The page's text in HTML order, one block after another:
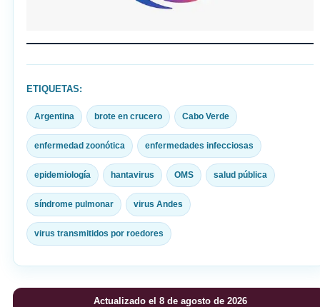
ETIQUETAS:
Argentina brote en crucero Cabo Verde
enfermedad zoonótica enfermedades infecciosas
epidemiología hantavirus OMS salud pública
síndrome pulmonar virus Andes
virus transmitidos por roedores
Actualizado el 8 de agosto de 2026